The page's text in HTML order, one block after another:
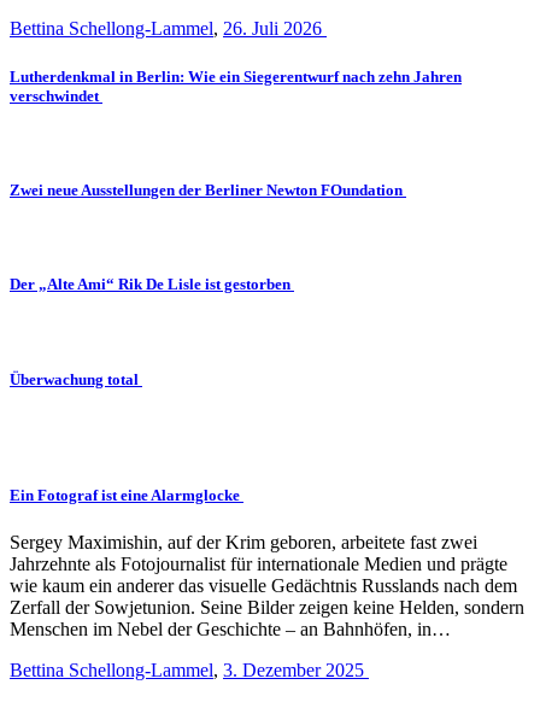
Bettina Schellong-Lammel, 26. Juli 2026
Lutherdenkmal in Berlin: Wie ein Siegerentwurf nach zehn Jahren
verschwindet
Zwei neue Ausstellungen der Berliner Newton FOundation
Der „Alte Ami“ Rik De Lisle ist gestorben
Überwachung total
Ein Fotograf ist eine Alarmglocke
Sergey Maximishin, auf der Krim geboren, arbeitete fast zwei
Jahrzehnte als Fotojournalist für internationale Medien und prägte
wie kaum ein anderer das visuelle Gedächtnis Russlands nach dem
Zerfall der Sowjetunion. Seine Bilder zeigen keine Helden, sondern
Menschen im Nebel der Geschichte – an Bahnhöfen, in…
Bettina Schellong-Lammel, 3. Dezember 2025